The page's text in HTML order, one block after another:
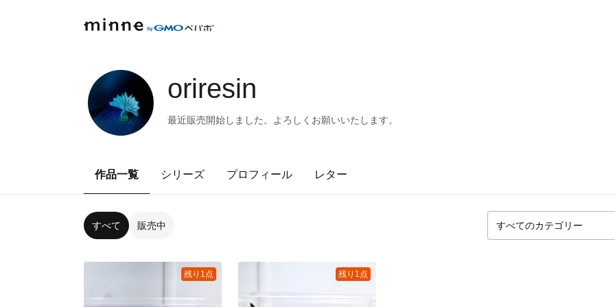
oriresin
最近販売開始しました。よろしくお願いいたします。
作品一覧 シリーズ プロフィール レター
すべて 販売中
残り1点 残り1点